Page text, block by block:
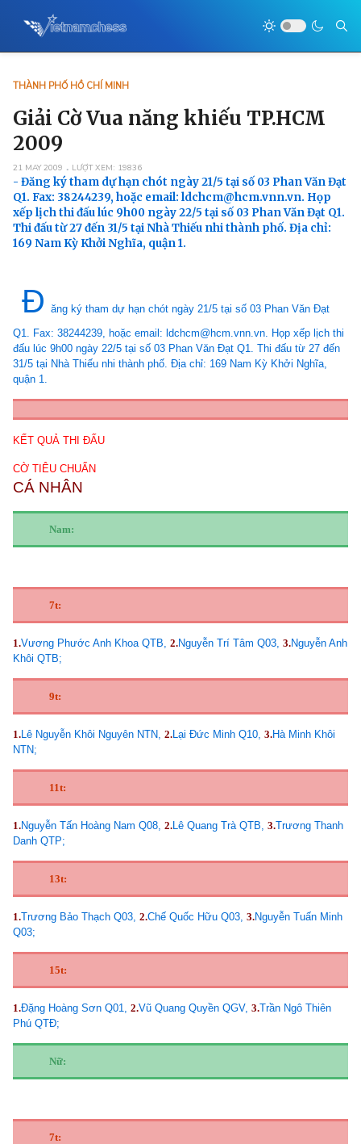
THÀNH PHỐ HỒ CHÍ MINH
Giải Cờ Vua năng khiếu TP.HCM
2009
21 MAY 2009 LƯỢT XEM: 19836
- Đăng ký tham dự hạn chót ngày 21/5 tại số 03 Phan Văn Đạt
Q1. Fax: 38244239, hoặc email: ldchcm@hcm.vnn.vn. Họp
xếp lịch thi đấu lúc 9h00 ngày 22/5 tại số 03 Phan Văn Đạt Q1.
Thi đấu từ 27 đến 31/5 tại Nhà Thiếu nhi thành phố. Địa chỉ:
169 Nam Kỳ Khởi Nghĩa, quận 1.
Đ ăng ký tham dự hạn chót ngày 21/5 tại số 03 Phan Văn Đạt
Q1. Fax: 38244239, hoặc email: ldchcm@hcm.vnn.vn. Họp xếp lịch thi
đấu lúc 9h00 ngày 22/5 tại số 03 Phan Văn Đạt Q1. Thi đấu từ 27 đến
31/5 tại Nhà Thiếu nhi thành phố. Địa chỉ: 169 Nam Kỳ Khởi Nghĩa,
quận 1.
KẾT QUẢ THI ĐẤU
CỜ TIÊU CHUẨN
CÁ NHÂN
Nam:
7t:
1.Vương Phước Anh Khoa QTB, 2.Nguyễn Trí Tâm Q03, 3.Nguyễn Anh
Khôi QTB;
9t:
1.Lê Nguyễn Khôi Nguyên NTN, 2.Lại Đức Minh Q10, 3.Hà Minh Khôi
NTN;
11t:
1.Nguyễn Tấn Hoàng Nam Q08, 2.Lê Quang Trà QTB, 3.Trương Thanh
Danh QTP;
13t:
1.Trương Bảo Thạch Q03, 2.Chế Quốc Hữu Q03, 3.Nguyễn Tuấn Minh
Q03;
15t:
1.Đặng Hoàng Sơn Q01, 2.Vũ Quang Quyền QGV, 3.Trần Ngô Thiên
Phú QTĐ;
Nữ:
7t: